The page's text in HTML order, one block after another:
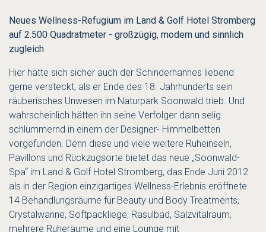
Neues Wellness-Refugium im Land & Golf Hotel Stromberg
auf 2.500 Quadratmeter - großzügig, modern und sinnlich
zugleich
Hier hätte sich sicher auch der Schinderhannes liebend
gerne versteckt, als er Ende des 18. Jahrhunderts sein
räuberisches Unwesen im Naturpark Soonwald trieb. Und
wahrscheinlich hätten ihn seine Verfolger dann selig
schlummernd in einem der Designer- Himmelbetten
vorgefunden. Denn diese und viele weitere Ruheinseln,
Pavillons und Rückzugsorte bietet das neue „Soonwald-
Spa“ im Land & Golf Hotel Stromberg, das Ende Juni 2012
als in der Region einzigartiges Wellness-Erlebnis eröffnete.
14 Behandlungsräume für Beauty und Body Treatments,
Crystalwanne, Softpackliege, Rasulbad, Salzvitalraum,
mehrere Ruheräume und eine Lounge mit